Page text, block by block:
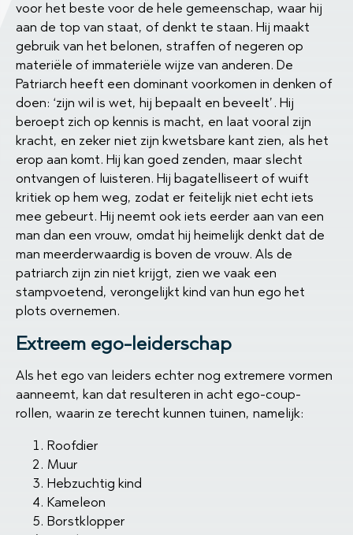
voor het beste voor de hele gemeenschap, waar hij
aan de top van staat, of denkt te staan. Hij maakt
gebruik van het belonen, straffen of negeren op
materiële of immateriële wijze van anderen. De
Patriarch heeft een dominant voorkomen in denken of
doen: ‘zijn wil is wet, hij bepaalt en beveelt’. Hij
beroept zich op kennis is macht, en laat vooral zijn
kracht, en zeker niet zijn kwetsbare kant zien, als het
erop aan komt. Hij kan goed zenden, maar slecht
ontvangen of luisteren. Hij bagatelliseert of wuift
kritiek op hem weg, zodat er feitelijk niet echt iets
mee gebeurt. Hij neemt ook iets eerder aan van een
man dan een vrouw, omdat hij heimelijk denkt dat de
man meerderwaardig is boven de vrouw. Als de
patriarch zijn zin niet krijgt, zien we vaak een
stampvoetend, verongelijkt kind van hun ego het
plots overnemen.
Extreem ego-leiderschap
Als het ego van leiders echter nog extremere vormen
aanneemt, kan dat resulteren in acht ego-coup-
rollen, waarin ze terecht kunnen tuinen, namelijk:
Roofdier
Muur
Hebzuchtig kind
Kameleon
Borstklopper